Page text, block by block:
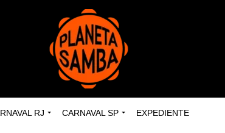
RJ CARNAVAL SP EXPEDIENTE